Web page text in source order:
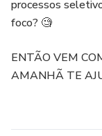
processos
foco? 🧐
ENTÃO VEM
AMANHÃ TE